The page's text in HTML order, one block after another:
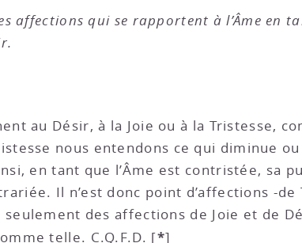
affections qui se rapportent à l’Âme en
au Désir, à la Joie ou à la Tristesse,
nous entendons ce qui diminue
en tant que l’Âme est contristée, sa
Il n’est donc point d’affections -
des affections de Joie et de
telle. C.Q.F.D. [*]